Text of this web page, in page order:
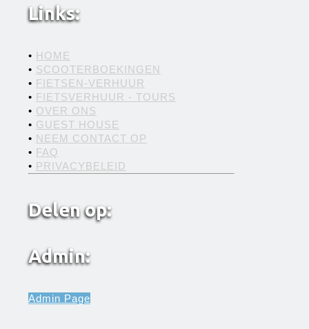
Links:
• HOME
• SCOOTERBOEKINGEN
• FIETSEN-VERHUUR
• FIETSVERHUUR - TOURS
• OVER ONS
• GUEST HOUSE
• NEEM CONTACT OP
• FAQ
• PRIVACYBELEID
Delen op:
Admin:
Admin Page